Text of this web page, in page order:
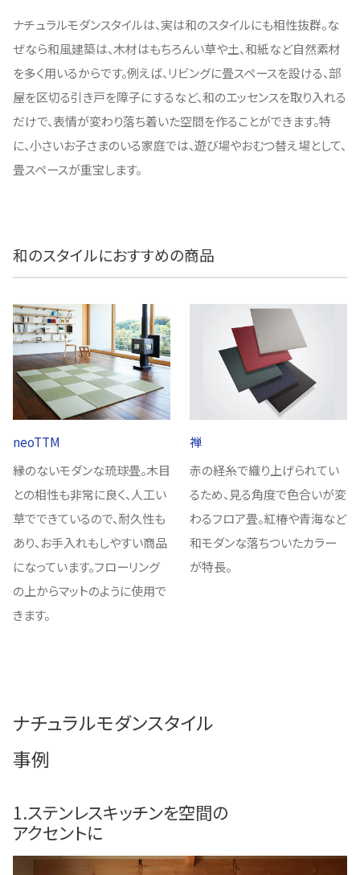
ナチュラルモダンスタイルは、実は和のスタイルにも相性抜群。な
ぜなら和風建築は、木材はもちろんい草や土、和紙など自然素材
を多く用いるからです。例えば、リビングに畳スペースを設ける、部
屋を区切る引き戸を障子にするなど、和のエッセンスを取り入れる
だけで、表情が変わり落ち着いた空間を作ることができます。特
に、小さいお子さまのいる家庭では、遊び場やおむつ替え場として、
畳スペースが重宝します。
和のスタイルにおすすめの商品
neoTTM
縁のないモダンな琉球畳。木目
との相性も非常に良く、人工い
草でできているので、耐久性も
あり、お手入れもしやすい商品
になっています。フローリング
の上からマットのように使用で
きます。
禅
赤の経糸で織り上げられてい
るため、見る角度で色合いが変
わるフロア畳。紅椿や青海など
和モダンな落ちついたカラー
が特長。
ナチュラルモダンスタイル
事例
1.ステンレスキッチンを空間の
アクセントに